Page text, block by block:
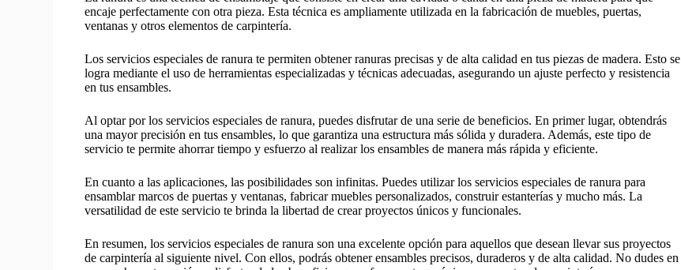
encaje perfectamente con otra pieza. Esta técnica es ampliamente utilizada en la fabricación de muebles, puertas,
ventanas y otros elementos de carpintería.
Los servicios especiales de ranura te permiten obtener ranuras precisas y de alta calidad en tus piezas de madera. Esto se
logra mediante el uso de herramientas especializadas y técnicas adecuadas, asegurando un ajuste perfecto y resistencia
en tus ensambles.
Al optar por los servicios especiales de ranura, puedes disfrutar de una serie de beneficios. En primer lugar, obtendrás
una mayor precisión en tus ensambles, lo que garantiza una estructura más sólida y duradera. Además, este tipo de
servicio te permite ahorrar tiempo y esfuerzo al realizar los ensambles de manera más rápida y eficiente.
En cuanto a las aplicaciones, las posibilidades son infinitas. Puedes utilizar los servicios especiales de ranura para
ensamblar marcos de puertas y ventanas, fabricar muebles personalizados, construir estanterías y mucho más. La
versatilidad de este servicio te brinda la libertad de crear proyectos únicos y funcionales.
En resumen, los servicios especiales de ranura son una excelente opción para aquellos que desean llevar sus proyectos
de carpintería al siguiente nivel. Con ellos, podrás obtener ensambles precisos, duraderos y de alta calidad. No dudes en